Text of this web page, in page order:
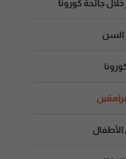
جائحة كورونا
السن